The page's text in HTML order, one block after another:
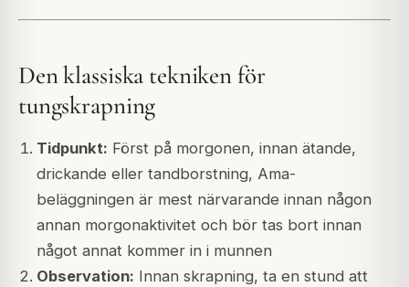
Den klassiska tekniken för
tungskrapning
Tidpunkt: Först på morgonen, innan ätande,
drickande eller tandborstning, Ama-
beläggningen är mest närvarande innan någon
annan morgonaktivitet och bör tas bort innan
något annat kommer in i munnen
Observation: Innan skrapning, ta en stund att